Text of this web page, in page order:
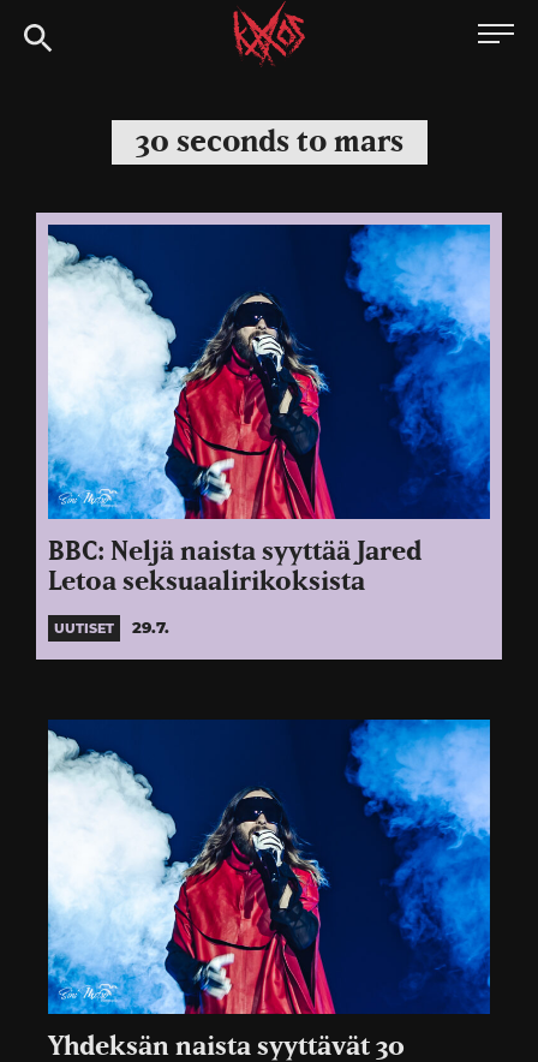
Siirry
suoraan
Kaaoszine
30 seconds to mars
BBC: Neljä naista syyttää Jared
Letoa seksuaalirikoksista
UUTISET 29.7.
Yhdeksän naista syyttävät 30